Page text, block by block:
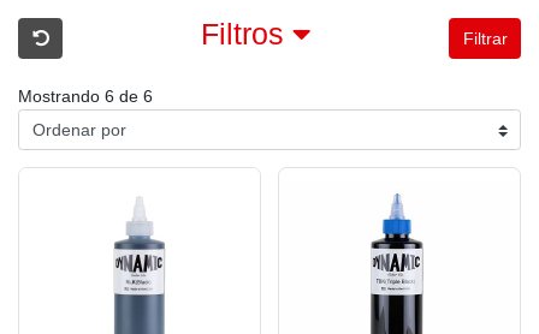
Filtros Filtrar
Mostrando 6 de 6